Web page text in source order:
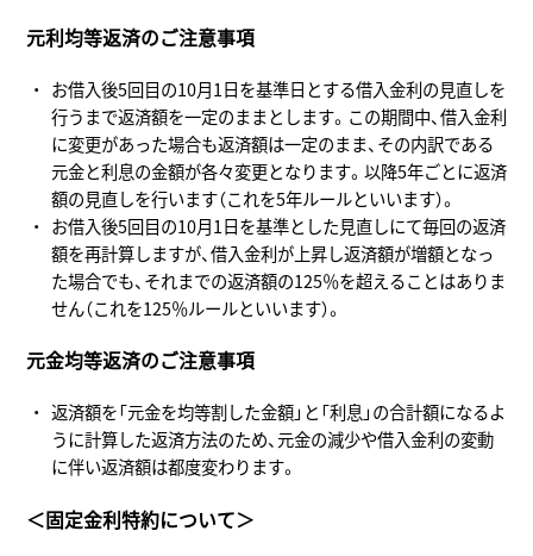
元利均等返済のご注意事項
お借入後5回目の10月1日を基準日とする借入金利の見直しを
行うまで返済額を一定のままとします。この期間中、借入金利
に変更があった場合も返済額は一定のまま、その内訳である
元金と利息の金額が各々変更となります。以降5年ごとに返済
額の見直しを行います（これを5年ルールといいます）。
お借入後5回目の10月1日を基準とした見直しにて毎回の返済
額を再計算しますが、借入金利が上昇し返済額が増額となっ
た場合でも、それまでの返済額の125％を超えることはありま
せん（これを125％ルールといいます）。
元金均等返済のご注意事項
返済額を「元金を均等割した金額」と「利息」の合計額になるよ
うに計算した返済方法のため、元金の減少や借入金利の変動
に伴い返済額は都度変わります。
＜固定金利特約について＞